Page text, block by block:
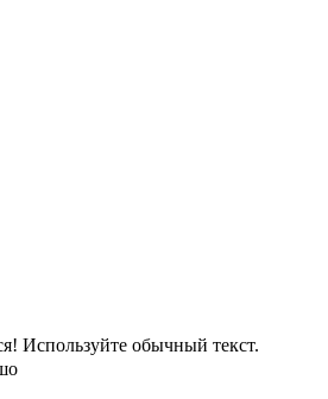
Используйте обычный текст.